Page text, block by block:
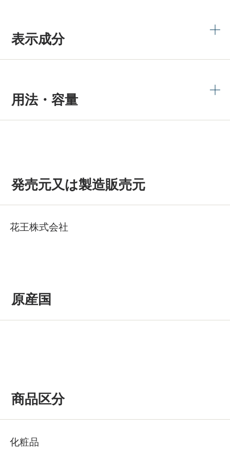
表示成分
用法・容量
発売元又は製造販売元
花王株式会社
原産国
商品区分
化粧品